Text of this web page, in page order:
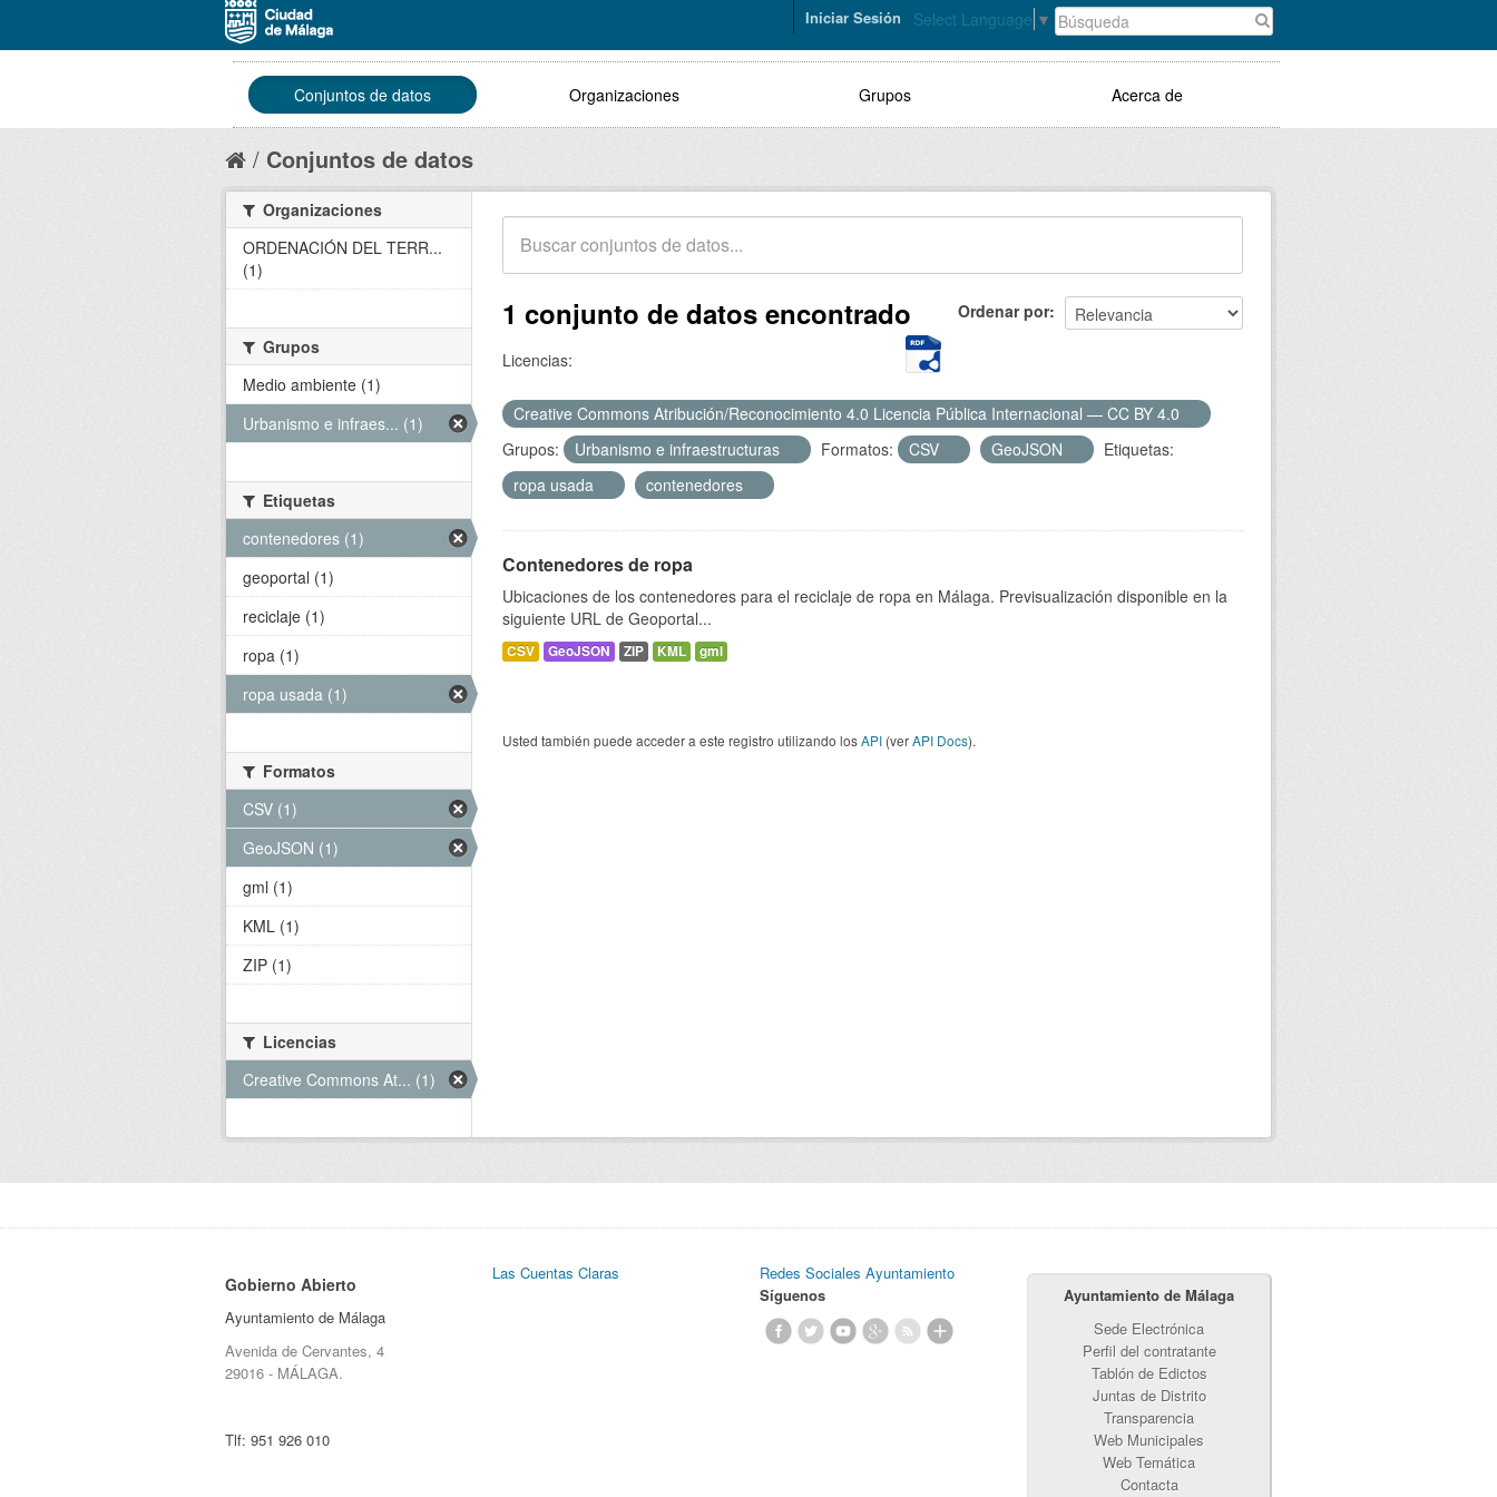
Select Language ▼
Iniciar Sesión
Conjuntos de datos Organizaciones Grupos Acerca de
Conjuntos de datos
Ordenar por
1 conjunto de datos encontrado
Licencias:
Creative Commons Atribución/Reconocimiento 4.0 Licencia Pública Internacional — CC BY 4.0
Grupos:
Urbanismo e infraestructuras Formatos: CSV GeoJSON
Etiquetas:
ropa usada
contenedores
Contenedores de ropa
Ubicaciones de los contenedores para el reciclaje de ropa en Málaga. Previsualización disponible en la
siguiente URL de Geoportal...
CSV GeoJSON ZIP KML gml
Usted también puede acceder a este registro utilizando losAPI (verAPI Docs).
Organizaciones
ORDENACIÓN DEL TERR...
(1)
Grupos
Medio ambiente (1)
Urbanismo e infraes... (1)
Etiquetas
contenedores (1)
geoportal (1)
reciclaje (1)
ropa (1)
ropa usada (1)
Formatos
CSV (1)
GeoJSON (1)
gml (1)
KML (1)
ZIP (1)
Licencias
Creative Commons At... (1)
Gobierno Abierto
Ayuntamiento de Málaga
Avenida de Cervantes, 4
29016 - MÁLAGA.
Tlf: 951 926 010
Las Cuentas Claras
Redes Sociales Ayuntamiento
Síguenos
Ayuntamiento de Málaga
Sede Electrónica
Perfil del contratante
Tablón de Edictos
Juntas de Distrito
Transparencia
Web Municipales
Web Temática
Contacta